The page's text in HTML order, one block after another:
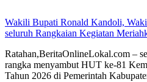
Wakili Bupati Ronald Kandoli,
seluruh Rangkaian Kegiatan
Ratahan,BeritaOnlineLokal.com –
rangka menyambut HUT ke-81
Tahun 2026 di Pemerintah